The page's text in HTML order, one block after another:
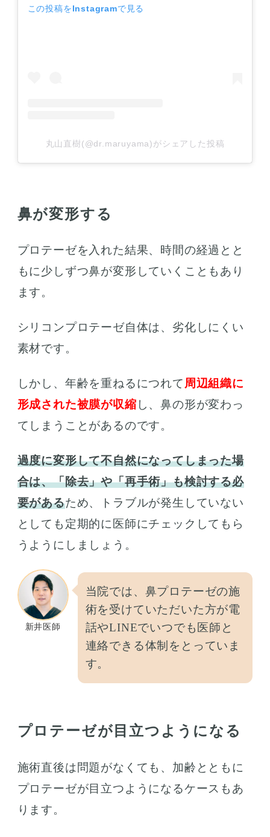
この投稿をInstagramで見る
丸山直樹(@dr.maruyama)がシェアした投稿
鼻が変形する
プロテーゼを入れた結果、時間の経過とと
もに少しずつ鼻が変形していくこともあり
ます。
シリコンプロテーゼ自体は、劣化しにくい
素材です。
しかし、年齢を重ねるにつれて周辺組織に
形成された被膜が収縮 し、鼻の形が変わっ
てしまうことがあるのです。
過度に変形して不自然になってしまった場
合は、「除去」や「再手術」も検討する必
要があるため、トラブルが発生していない
としても定期的に医師にチェックしてもら
うようにしましょう。
新井医師
当院では、鼻プロテーゼの施
術を受けていただいた方が電
話やLINEでいつでも医師と
連絡できる体制をとっていま
す。
プロテーゼが目立つようになる
施術直後は問題がなくても、加齢とともに
プロテーゼが目立つようになるケースもあ
ります。